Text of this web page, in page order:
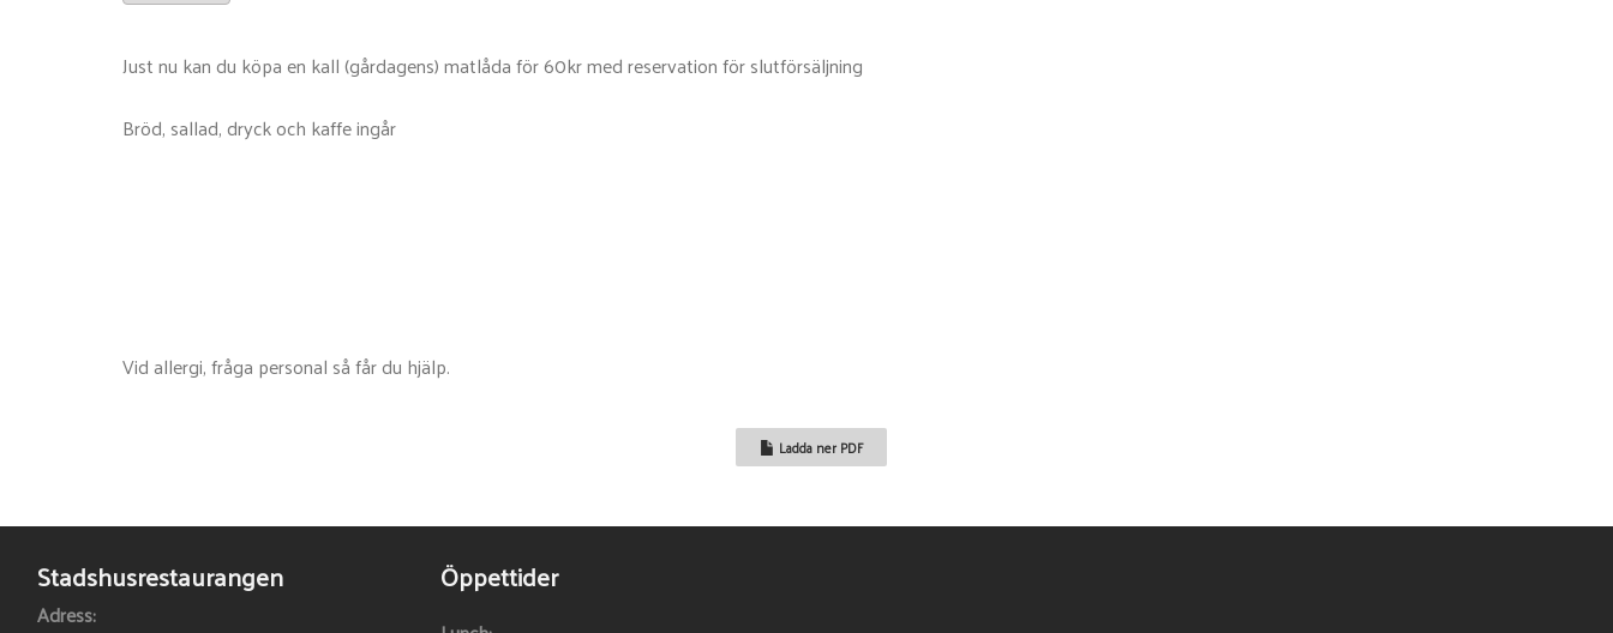
Just nu kan du köpa en kall (gårdagens) matlåda för 60kr med reservation för slutförsäljning
Bröd, sallad, dryck och kaffe ingår
Fräscha sallader: Kyckling, Ceasar, Räkor, Chèvre & rödbeta
Vid allergi, fråga personal så får du hjälp.
Ladda ner PDF
Stadshusrestaurangen
Adress:
Öppettider